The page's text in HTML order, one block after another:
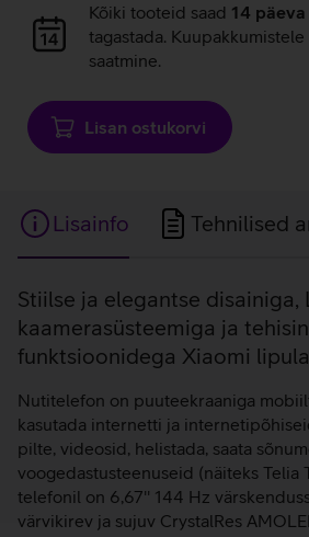
Andmete
laadimine
Kõiki tooteid saad 14
tagastada.
saatmine.
Lisan ostukorvi
Lisainfo Tehnilised
Lisainfo
Stiilse ja elegantse disainiga,
kaamerasüsteemiga ja
funktsioonidega Xiaomi
Nutitelefon on puuteekraaniga
kasutada internetti ja
pilte, videosid, helistada, saata
voogedastusteenuseid (näiteks Telia
telefonil on 6,67'' 144 Hz
värvikirev ja sujuv CrystalRes